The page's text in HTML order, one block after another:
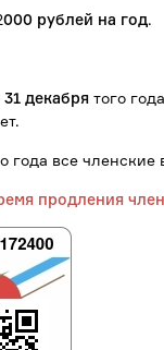
000 рублей на год.
31 декабря того
года все
продления